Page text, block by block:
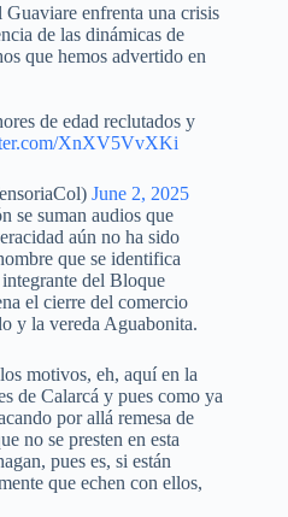
enfrenta una crisis
de las dinámicas de
que hemos advertido en
de edad reclutados y
XnXV5VvXKi
June 2, 2025
se suman audios que
aún no ha sido
que se identifica
del Bloque
el cierre del comercio
y la vereda Aguabonita.
motivos, eh, aquí en la
de Calarcá y pues como ya
por allá remesa de
no se presten en esta
pues es, si están
que echen con ellos,